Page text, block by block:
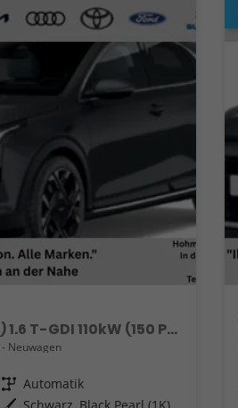
Edition MJ 2027 (Edition) 1.6 T-GDI 110kW (150 PS) 7-Gang DCT Automatikgetriebe
Neuwagen
Getriebe Automatik